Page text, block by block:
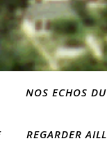
NOS ECHOS
REGARDER